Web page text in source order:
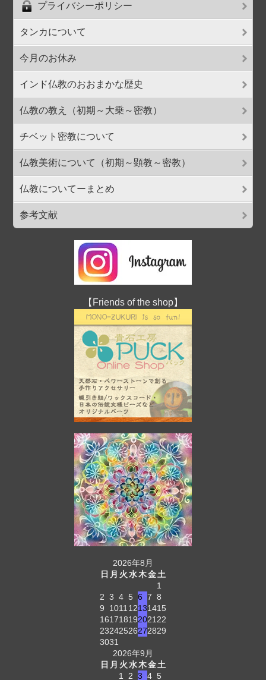
プライバシーポリシー
タンカについて
今月のお休み
インド仏教のおおまかな歴史
仏教の教え（初期～大乗～密教）
チベット密教について
仏教美術について（初期～顕教～密教）
仏教についてーまとめ
参考文献
【Friends of the shop】
2026年8月
日 月 火水木金土
1
2 3 4 5 6 7 8
9
1011 12131415
161718192021 22
23242526272829
3031
2026年9月
日 月 火水木金土
1
2 3 4 5